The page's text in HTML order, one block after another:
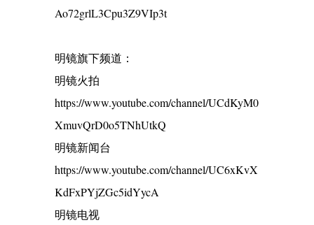
Ao72grlL3Cpu3Z9VIp3t
明镜旗下频道：
明镜火拍
https://www.youtube.com/channel/UCdKyM0
XmuvQrD0o5TNhUtkQ
明镜新闻台
https://www.youtube.com/channel/UC6xKvX
KdFxPYjZGc5idYycA
明镜电视